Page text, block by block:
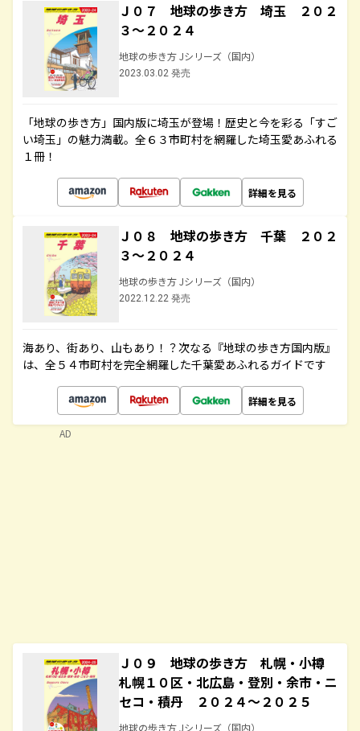
Ｊ０７ 地球の歩き方 埼玉 ２０２
３～２０２４
地球の歩き方 Jシリーズ（国内）
2023.03.02 発売
「地球の歩き方」国内版に埼玉が登場！歴史と今を彩る「すご
い埼玉」の魅力満載。全６３市町村を網羅した埼玉愛あふれる
１冊！
詳細を見る
Ｊ０８ 地球の歩き方 千葉 ２０２
３～２０２４
地球の歩き方 Jシリーズ（国内）
2022.12.22 発売
海あり、街あり、山もあり！？次なる『地球の歩き方国内版』
は、全５４市町村を完全網羅した千葉愛あふれるガイドです
詳細を見る
Ｊ０９ 地球の歩き方 札幌・小樽
札幌１０区・北広島・登別・余市・ニ
セコ・積丹 ２０２４～２０２５
地球の歩き方 Jシリーズ（国内）
AD